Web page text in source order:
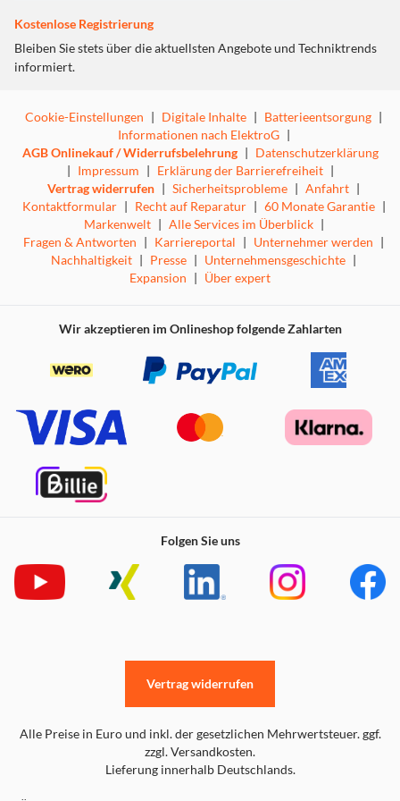
Kostenlose Registrierung
Bleiben Sie stets über die aktuellsten Angebote und Techniktrends
informiert.
Cookie-Einstellungen | Digitale Inhalte | Batterieentsorgung |
Informationen nach ElektroG |
AGB Onlinekauf / Widerrufsbelehrung | Datenschutzerklärung
| Impressum | Erklärung der Barrierefreiheit |
Vertrag widerrufen | Sicherheitsprobleme | Anfahrt |
Kontaktformular | Recht auf Reparatur | 60 Monate Garantie |
Markenwelt | Alle Services im Überblick |
Fragen & Antworten | Karriereportal | Unternehmer werden |
Nachhaltigkeit | Presse | Unternehmensgeschichte |
Expansion | Über expert
Wir akzeptieren im Onlineshop folgende Zahlarten
Folgen Sie uns
Alle Preise in Euro und inkl. der gesetzlichen Mehrwertsteuer. ggf.
zzgl. Versandkosten.
Lieferung innerhalb Deutschlands.
Vertrag widerrufen